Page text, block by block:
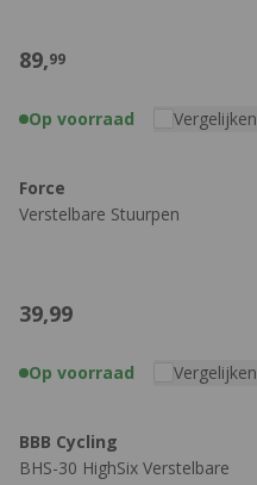
89,99
Op voorraad Vergelijken
Force
Verstelbare Stuurpen
39,99
Op voorraad Vergelijken
BBB Cycling
BHS-30 HighSix Verstelbare